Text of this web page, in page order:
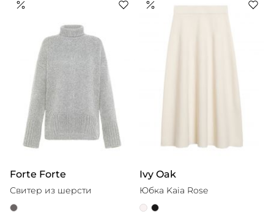
Forte Forte
Свитер из шерсти
Ivy Oak
Юбка Kaia Rose